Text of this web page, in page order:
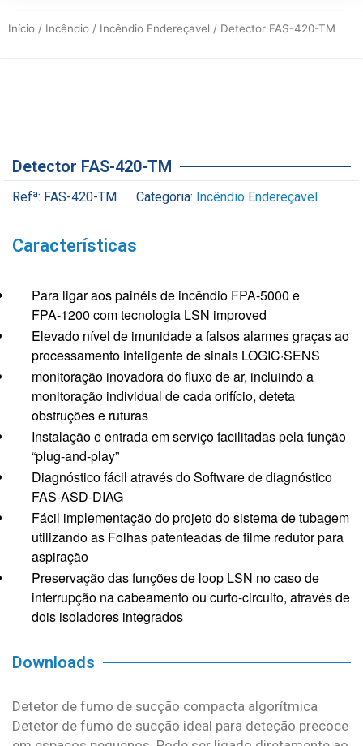
Início / Incêndio / Incêndio Endereçavel / Detector FAS-420-TM
Detector FAS-420-TM
Refª: FAS-420-TM Categoria: Incêndio Endereçavel
Características
Para ligar aos painéis de incêndio FPA-5000 e
FPA‑1200 com tecnologia LSN improved
Elevado nível de imunidade a falsos alarmes graças ao
processamento inteligente de sinais LOGIC·SENS
monitoração inovadora do fluxo de ar, incluindo a
monitoração individual de cada orifício, deteta
obstruções e ruturas
Instalação e entrada em serviço facilitadas pela função
“plug-and-play”
Diagnóstico fácil através do Software de diagnóstico
FAS‑ASD‑DIAG
Fácil implementação do projeto do sistema de tubagem
utilizando as Folhas patenteadas de filme redutor para
aspiração
Preservação das funções de loop LSN no caso de
interrupção na cabeamento ou curto-circuito, através de
dois isoladores integrados
Downloads
Detetor de fumo de sucção compacta algorítmica
Detetor de fumo de sucção ideal para deteção precoce